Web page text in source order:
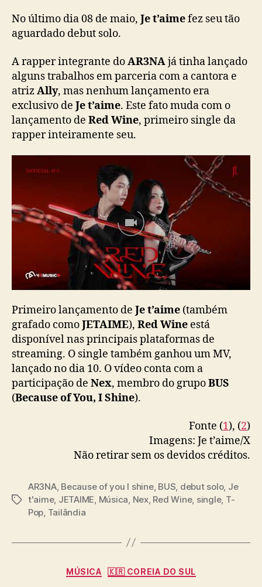
(
3
A
)
f
a
e
s
l
o
c
m
R
e
d
W
i
n
e
No último dia 08 de maio, Je t’aimefez seu tão
aguardado debut solo.
A rapper integrante doAR3NAjá tinha lançado
alguns trabalhos em parceria com a cantora e
atrizAlly, mas nenhum lançamento era
exclusivo de Je t’aime. Este fato muda com o
lançamento de Red Wine, primeiro single da
rapper inteiramente seu.
Primeiro lançamento de Je t’aime (também
grafado comoJETAIME), Red Wine está
disponível nas principais plataformas de
streaming. O single também ganhou um MV,
lançado no dia 10. O vídeo conta com a
participação de Nex, membro do grupoBUS
(Because of You, I Shine).
Fonte (1), (2)
Imagens: Je t’aime/X
Não retirar sem os devidos créditos.
T
AR3NA, Because of you I shine, BUS, debut solo, Je
t'aime, JETAIME, Música, Nex, Red Wine, single, T-
Pop, Tailândia
C
MÚSICA 🇰🇷 COREIA DO SUL